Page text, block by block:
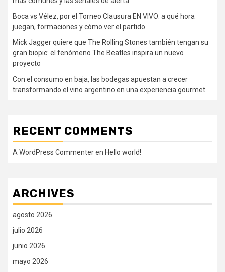
Boca vs Vélez, por el Torneo Clausura EN VIVO: a qué hora
juegan, formaciones y cómo ver el partido
Mick Jagger quiere que The Rolling Stones también tengan su
gran biopic: el fenómeno The Beatles inspira un nuevo
proyecto
Con el consumo en baja, las bodegas apuestan a crecer
transformando el vino argentino en una experiencia gourmet
RECENT COMMENTS
A WordPress Commenteren Hello world!
ARCHIVES
agosto 2026
julio 2026
junio 2026
mayo 2026